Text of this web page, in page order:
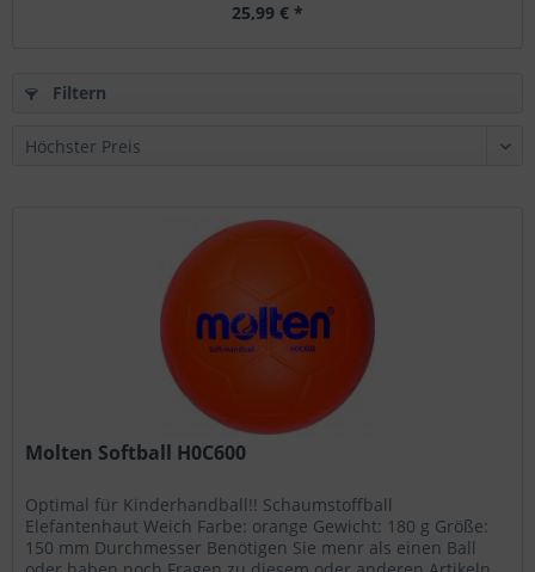
25,99 € *
Filtern
Molten Softball H0C600
Optimal für Kinderhandball!! Schaumstoffball
Elefantenhaut Weich Farbe: orange Gewicht: 180 g Größe:
150 mm Durchmesser Benötigen Sie menr als einen Ball